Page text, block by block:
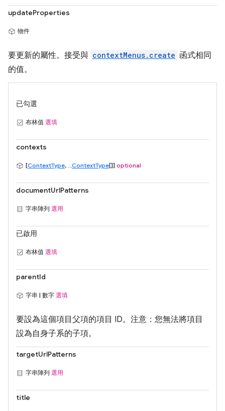
updateProperties
物件
要更新的屬性。接受與 contextMenus.create 函式相同
的值。
已勾選
布林值 選填
contexts
[ContextType, ...ContextType[]] optional
documentUrlPatterns
字串陣列 選用
已啟用
布林值 選填
parentId
字串 | 數字 選填
要設為這個項目父項的項目 ID。注意：您無法將項目
設為自身子系的子項。
targetUrlPatterns
字串陣列 選用
title